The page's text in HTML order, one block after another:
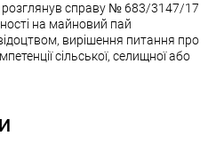
розглянув справу № 683/3147/17
на майновий пай
вирішення питання про
сільської, селищної або